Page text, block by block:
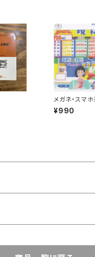
メガネ・スマ
の風景（ジュー
ド）
¥990